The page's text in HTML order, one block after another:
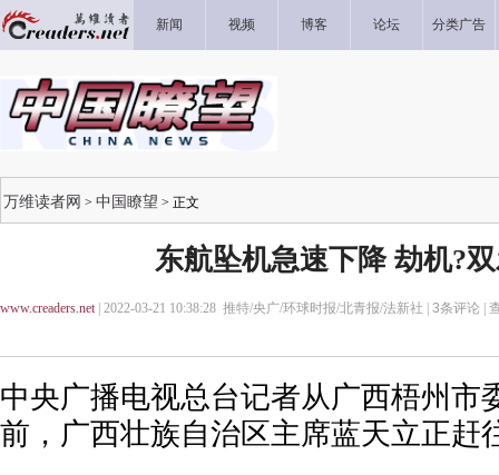
新闻 视频 博客 论坛 分类广告
万维读者网 > 中国瞭望 > 正文
东航坠机急速下降 劫机?
www.creaders.net| 2022-03-21 10:38:28 推特/央广/环球时报/北青报/法新社 | 3条评论 |
中央广播电视总台记者从广西梧州市
前，广西壮族自治区主席蓝天立正赶